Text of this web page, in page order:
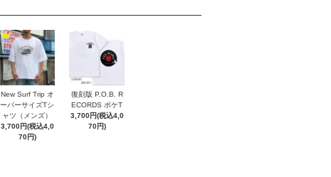
New Surf Trip オ
ーバーサイズTシ
ャツ（メンズ）
3,700円(税込4,0
70円)
復刻版 P.O.B. R
ECORDS ポケT
3,700円(税込4,0
70円)